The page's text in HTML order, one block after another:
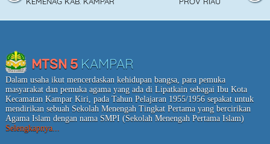
MTSN 5 KAMPAR
Dalam usaha ikut mencerdaskan kehidupan bangsa, para pemuka
masyarakat dan pemuka agama yang ada di Lipatkain sebagai Ibu Kota
Kecamatan Kampar Kiri, pada Tahun Pelajaran 1955/1956 sepakat untuk
mendirikan sebuah Sekolah Menengah Tingkat Pertama yang bercirikan
Agama Islam dengan nama SMPI (Sekolah Menengah Pertama Islam)
Selengkapnya...